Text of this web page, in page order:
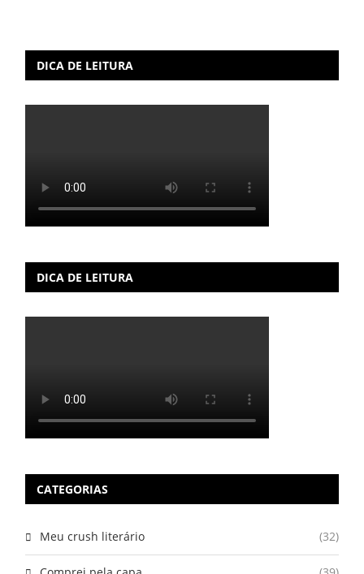
DICA DE LEITURA
DICA DE LEITURA
CATEGORIAS
Meu crush literário (32)